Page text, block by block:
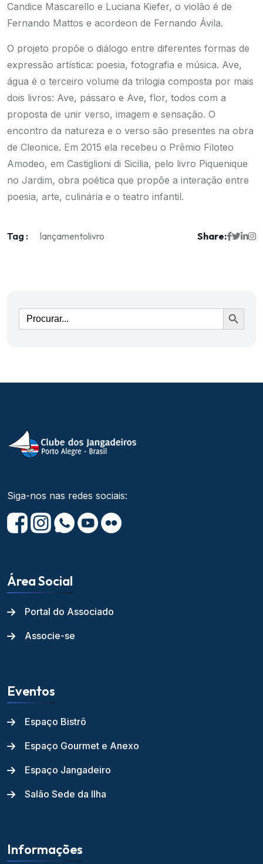
Candice Mascarello e Luciana Kiefer, o violão é de
Fernando Mattos e acordeon de Fernando Ávila.
O projeto propõe o diálogo entre diferentes formas de
expressão artística: poesia, fotografia e música. Ave,
água é o terceiro volume da trilogia composta por mais
dois livros: Ave, pássaro e Ave, flor, todos com a
proposta de unir verso, imagem e sensação. O
encontro da natureza e o verso são presentes na obra
de Cleonice. Em 2015 ela recebeu o Prêmio Filoteo
Amodeo, em Castiglioni di Sicilia, pelo livro Piquenique
no Jardim, obra poética que propõe a interação entre
poesia, arte, culinária e o teatro infantil.
Tag : lançamentolivro Share:
Ir
Siga-nos nas redes sociais:
Área Social
Portal do Associado
Associe-se
Eventos
Espaço Bistrô
Espaço Gourmet e Anexo
Espaço Jangadeiro
Salão Sede da Ilha
Informações